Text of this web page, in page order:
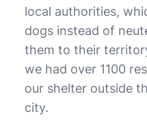
local authorities,
dogs instead of
them to their
we had over 1100
our shelter outside
city.